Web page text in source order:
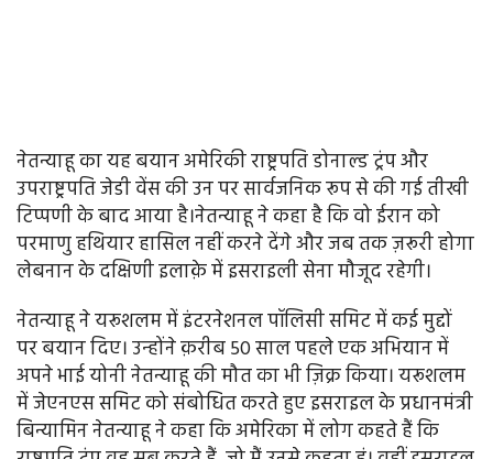
नेतन्याहू का यह बयान अमेरिकी राष्ट्रपति डोनाल्ड ट्रंप और
उपराष्ट्रपति जेडी वेंस की उन पर सार्वजनिक रूप से की गई तीखी
टिप्पणी के बाद आया है।नेतन्याहू ने कहा है कि वो ईरान को
परमाणु हथियार हासिल नहीं करने देंगे और जब तक ज़रूरी होगा
लेबनान के दक्षिणी इलाक़े में इसराइली सेना मौजूद रहेगी।
नेतन्याहू ने यरूशलम में इंटरनेशनल पॉलिसी समिट में कई मुद्दों
पर बयान दिए। उन्होंने क़रीब 50 साल पहले एक अभियान में
अपने भाई योनी नेतन्याहू की मौत का भी ज़िक्र किया। यरूशलम
में जेएनएस समिट को संबोधित करते हुए इसराइल के प्रधानमंत्री
बिन्यामिन नेतन्याहू ने कहा कि अमेरिका में लोग कहते हैं कि